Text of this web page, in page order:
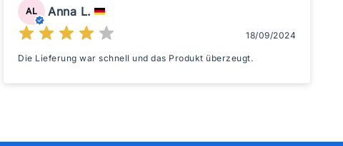
AL Anna L.
18/09/2024
Die Lieferung war schnell und das Produkt überzeugt.